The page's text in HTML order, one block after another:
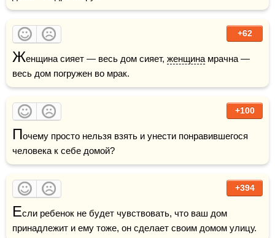
+62
Женщина сияет — весь дом сияет, женщина мрачна —
весь дом погружен во мрак.
+100
Почему просто нельзя взять и унести понравившегося
человека к себе домой?
+394
Если ребенок не будет чувствовать, что ваш дом
принадлежит и ему тоже, он сделает своим домом улицу.